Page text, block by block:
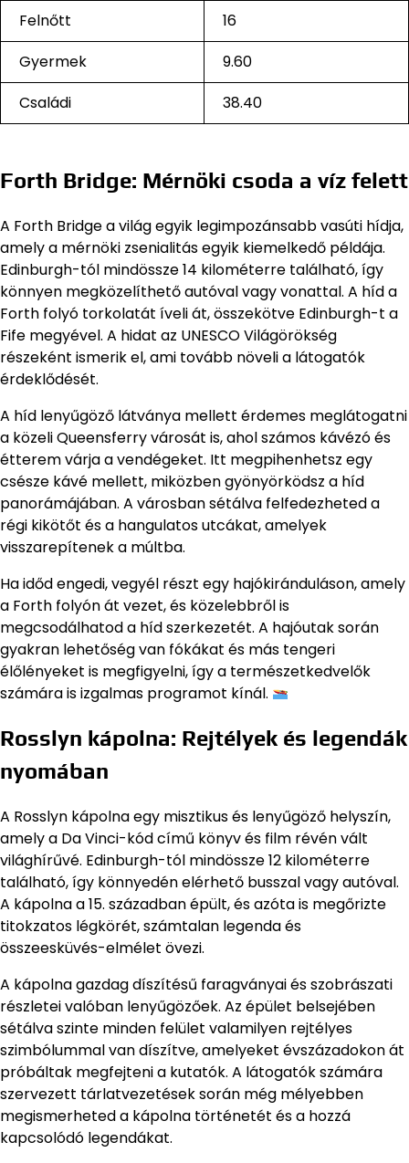
Felnőtt
16
Gyermek
9.60
Családi
38.40
Forth Bridge: Mérnöki csoda a víz felett
A Forth Bridge a világ egyik legimpozánsabb vasúti hídja,
amely a mérnöki zsenialitás egyik kiemelkedő példája.
Edinburgh-tól mindössze 14 kilométerre található, így
könnyen megközelíthető autóval vagy vonattal. A híd a
Forth folyó torkolatát íveli át, összekötve Edinburgh-t a
Fife megyével. A hidat az UNESCO Világörökség
részeként ismerik el, ami tovább növeli a látogatók
érdeklődését.
A híd lenyűgöző látványa mellett érdemes meglátogatni
a közeli Queensferry városát is, ahol számos kávézó és
étterem várja a vendégeket. Itt megpihenhetsz egy
csésze kávé mellett, miközben gyönyörködsz a híd
panorámájában. A városban sétálva felfedezheted a
régi kikötőt és a hangulatos utcákat, amelyek
visszarepítenek a múltba.
Ha időd engedi, vegyél részt egy hajókiránduláson, amely
a Forth folyón át vezet, és közelebbről is
megcsodálhatod a híd szerkezetét. A hajóutak során
gyakran lehetőség van fókákat és más tengeri
élőlényeket is megfigyelni, így a természetkedvelők
számára is izgalmas programot kínál.
Rosslyn kápolna: Rejtélyek és legendák
nyomában
A Rosslyn kápolna egy misztikus és lenyűgöző helyszín,
amely a Da Vinci-kód című könyv és film révén vált
világhírűvé. Edinburgh-tól mindössze 12 kilométerre
található, így könnyedén elérhető busszal vagy autóval.
A kápolna a 15. században épült, és azóta is megőrizte
titokzatos légkörét, számtalan legenda és
összeesküvés-elmélet övezi.
A kápolna gazdag díszítésű faragványai és szobrászati
részletei valóban lenyűgözőek. Az épület belsejében
sétálva szinte minden felület valamilyen rejtélyes
szimbólummal van díszítve, amelyeket évszázadokon át
próbáltak megfejteni a kutatók. A látogatók számára
szervezett tárlatvezetések során még mélyebben
megismerheted a kápolna történetét és a hozzá
kapcsolódó legendákat.